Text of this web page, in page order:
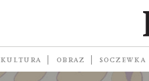
KULTURA OBRAZ SOCZEWKA